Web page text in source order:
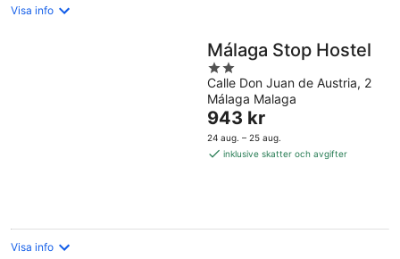
Visa info
Málaga Stop Hostel
2
out
of
5
Calle Don Juan de Austria, 2
Málaga Malaga
Priset
är
943 kr
943 kr
24 aug. – 25 aug.
inklusive skatter och avgifter
Visa info